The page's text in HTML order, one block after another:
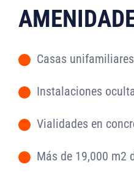
- Casas
- Instalaciones
- Vialidades en
- Más de 19,000 m2